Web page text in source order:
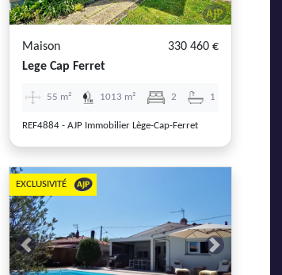
Maison
330 460 €
Lege Cap Ferret
55 m² 1013 m² 2 1
REF4884 - AJP Immobilier Lège-Cap-Ferret
Previous Next
EXCLUSIVITÉ